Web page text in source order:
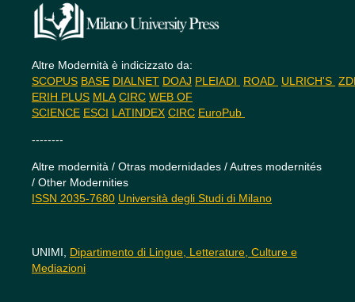
Altre Modernità è indicizzato da:
SCOPUS BASE DIALNET DOAJ PLEIADI ROAD ULRICH'S
ERIH PLUS MLA CIRC WEB OF
SCIENCE ESCI LATINDEX CIRC EuroPub
--------
Altre modernità / Otras modernidades / Autres modernités
/ Other Modernities
ISSN 2035-7680 Università degli Studi di Milano
UNIMI, Dipartimento di Lingue, Letterature, Culture e
Mediazioni